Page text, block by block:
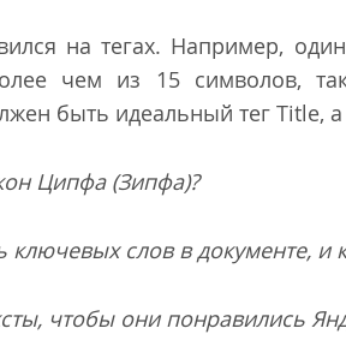
на тегах. Например,
чем из 15 символов,
быть идеальный тег Title,
Ципфа (Зипфа)?
слов в документе, и
чтобы они понравились